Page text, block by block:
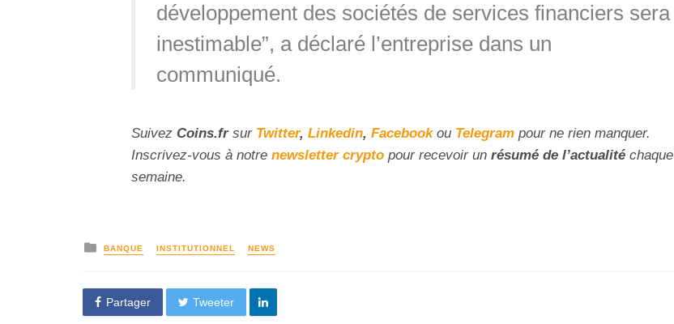
développement des sociétés de services financiers sera
inestimable”, a déclaré l’entreprise dans un
communiqué.
Suivez Coins.fr sur Twitter, Linkedin, Facebookou Telegram pour ne rien manquer.
Inscrivez-vous à notre newsletter crypto pour recevoir un résumé de l’actualité chaque
semaine.
BANQUE INSTITUTIONNEL NEWS
Partager Tweeter